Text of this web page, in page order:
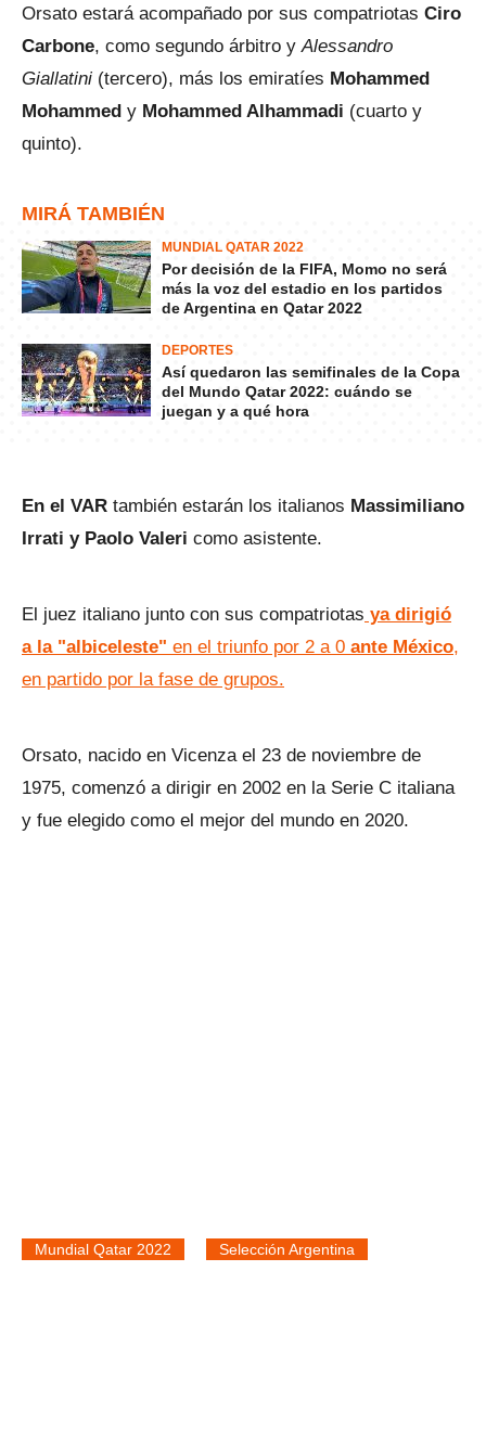
Orsato estará acompañado por sus compatriotas Ciro
Carbone, como segundo árbitro yAlessandro
Giallatini (tercero), más los emiratíes Mohammed
Mohammed y Mohammed Alhammadi (cuarto y
quinto).
MIRÁ TAMBIÉN
MUNDIAL QATAR 2022
Por decisión de la FIFA, Momo no será
más la voz del estadio en los partidos
de Argentina en Qatar 2022
DEPORTES
Así quedaron las semifinales de la Copa
del Mundo Qatar 2022: cuándo se
juegan y a qué hora
En el VAR también estarán los italianos Massimiliano
Irrati y Paolo Valeri como asistente.
El juez italiano junto con sus compatriotas ya dirigió
a la "albiceleste" en el triunfo por 2 a 0 ante México,
en partido por la fase de grupos.
Orsato, nacido en Vicenza el 23 de noviembre de
1975, comenzó a dirigir en 2002 en la Serie C italiana
y fue elegido como el mejor del mundo en 2020.
Mundial Qatar 2022 Selección Argentina